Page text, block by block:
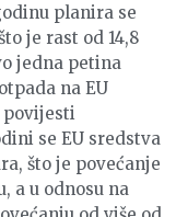
planira se
je rast od 14,8
jedna petina
na EU
povijesti
se EU sredstva
što je povećanje
a u odnosu na